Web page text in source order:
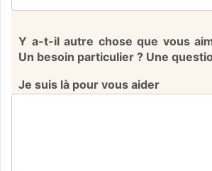
Y a-t-il autre chose que vous
Un besoin particulier ? Une
Je suis là pour vous aider